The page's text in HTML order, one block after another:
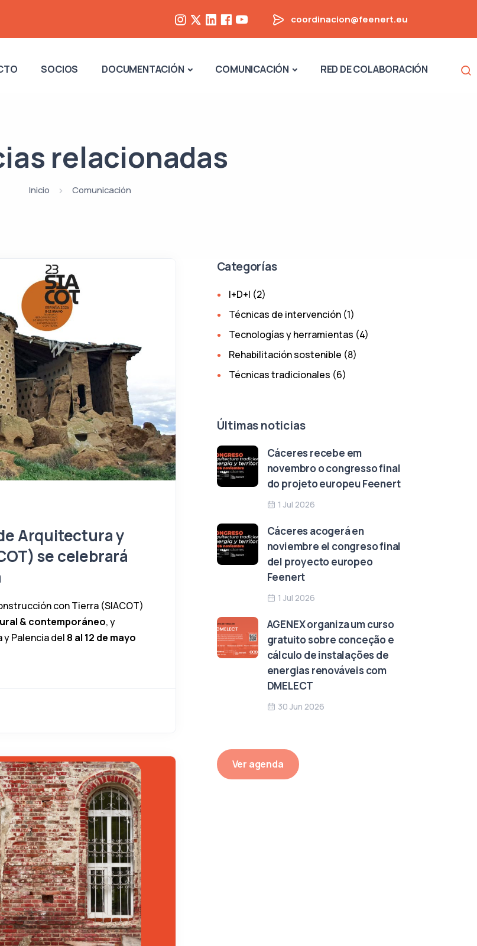
coordinacion@feenert.eu
SOCIOS DOCUMENTACIÓN COMUNICACIÓN RED DE COLABORACIÓN
relacionadas
Inicio Comunicación
Arquitectura y
se celebrará
con Tierra (SIACOT)
& contemporáneo, y
Palencia del 8 al 12 de mayo
Categorías
I+D+I (2)
Técnicas de intervención(1)
Tecnologías y herramientas (4)
Rehabilitación sostenible (8)
Técnicas tradicionales (6)
Últimas noticias
Cáceres recebe em
novembro o congresso final
do projeto europeu Feenert
1 Jul 2026
Cáceres acogerá en
noviembre el congreso final
del proyecto europeo
Feenert
1 Jul 2026
AGENEX organiza um curso
gratuito sobre conceção e
cálculo de instalações de
energias renováveis com
DMELECT
30 Jun 2026
Ver agenda